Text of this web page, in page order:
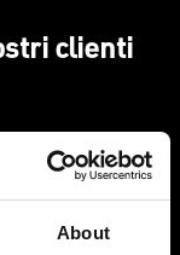
About
clienti
Domal